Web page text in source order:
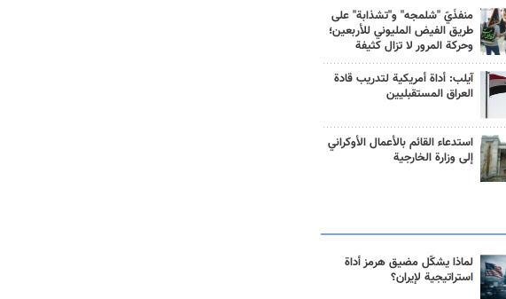
منفذَيّ "شلمجه" و"تشذابة" على
طريق الفيض المليوني للأربعين؛
وحركة المرور لا تزال كثيفة
آيلب: أداة أمريكية لتدريب قادة
العراق المستقبليين
استدعاء القائم بالأعمال الأوكراني
إلى وزارة الخارجية
لماذا يشكّل مضيق هرمز أداة
استراتيجية لإيران؟